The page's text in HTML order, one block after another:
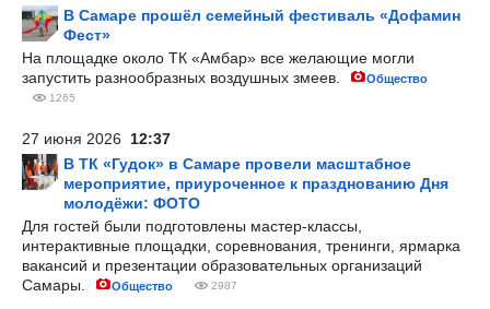
В Самаре прошёл семейный фестиваль «Дофамин
Фест»
На площадке около ТК «Амбар» все желающие могли
запустить разнообразных воздушных змеев.
Общество
1265
27 июня 2026 12:37
В ТК «Гудок» в Самаре провели масштабное
мероприятие, приуроченное к празднованию Дня
молодёжи: ФОТО
Для гостей были подготовлены мастер-классы,
интерактивные площадки, соревнования, тренинги, ярмарка
вакансий и презентации образовательных организаций
Самары.
Общество 2987